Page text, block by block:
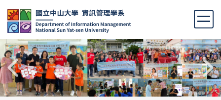
跳
到
主
要
內
容
區